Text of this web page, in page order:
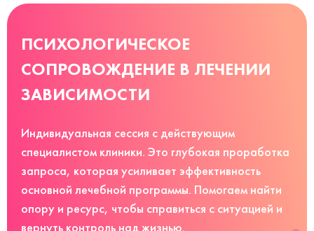
ПСИХОЛОГИЧЕСКОЕ
СОПРОВОЖДЕНИЕ В ЛЕЧЕНИИ
ЗАВИСИМОСТИ
Индивидуальная сессия с действующим
специалистом клиники. Это глубокая проработка
запроса, которая усиливает эффективность
основной лечебной программы. Помогаем найти
опору и ресурс, чтобы справиться с ситуацией и
вернуть контроль над жизнью.